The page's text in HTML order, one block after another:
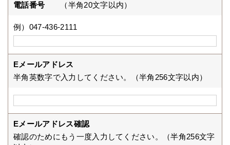
電話番号 （半角20文字以内）
例）047-436-2111
Eメールアドレス
半角英数字で入力してください。（半角256文字以内）
Eメールアドレス確認
確認のためにもう一度入力してください。（半角256文字